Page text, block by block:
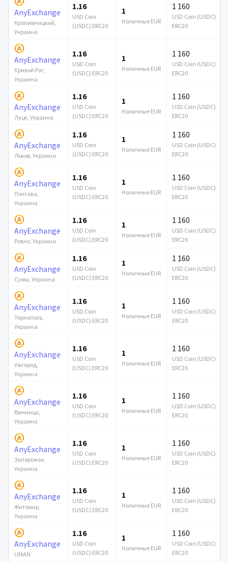
AnyExchange
Кропивницкий,
Украина
1.16
USD Coin
(USDC) ERC20
1
Наличные EUR
1 160
USD Coin (USDC)
ERC20
AnyExchange
Кривой Рог,
Украина
1.16
USD Coin
(USDC) ERC20
1
Наличные EUR
1 160
USD Coin (USDC)
ERC20
AnyExchange
Луцк, Украина
1.16
USD Coin
(USDC) ERC20
1
Наличные EUR
1 160
USD Coin (USDC)
ERC20
AnyExchange
Львов, Украина
1.16
USD Coin
(USDC) ERC20
1
Наличные EUR
1 160
USD Coin (USDC)
ERC20
AnyExchange
Полтава,
Украина
1.16
USD Coin
(USDC) ERC20
1
Наличные EUR
1 160
USD Coin (USDC)
ERC20
AnyExchange
Ровно, Украина
1.16
USD Coin
(USDC) ERC20
1
Наличные EUR
1 160
USD Coin (USDC)
ERC20
AnyExchange
Сумы, Украина
1.16
USD Coin
(USDC) ERC20
1
Наличные EUR
1 160
USD Coin (USDC)
ERC20
AnyExchange
Тернополь,
Украина
1.16
USD Coin
(USDC) ERC20
1
Наличные EUR
1 160
USD Coin (USDC)
ERC20
AnyExchange
Ужгород,
Украина
1.16
USD Coin
(USDC) ERC20
1
Наличные EUR
1 160
USD Coin (USDC)
ERC20
AnyExchange
Винница,
Украина
1.16
USD Coin
(USDC) ERC20
1
Наличные EUR
1 160
USD Coin (USDC)
ERC20
AnyExchange
Запорожье,
Украина
1.16
USD Coin
(USDC) ERC20
1
Наличные EUR
1 160
USD Coin (USDC)
ERC20
AnyExchange
Житомир,
Украина
1.16
USD Coin
(USDC) ERC20
1
Наличные EUR
1 160
USD Coin (USDC)
ERC20
AnyExchange
UMAN
1.16
USD Coin
(USDC) ERC20
1
Наличные EUR
1 160
USD Coin (USDC)
ERC20